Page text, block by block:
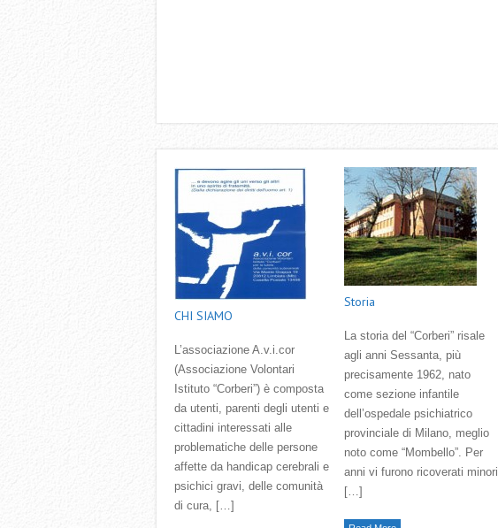
CHI SIAMO
L’associazione A.v.i.cor
(Associazione Volontari
Istituto “Corberi”) è composta
da utenti, parenti degli utenti e
cittadini interessati alle
problematiche delle persone
affette da handicap cerebrali e
psichici gravi, delle comunità
di cura, […]
Storia
La storia del “Corberi” risale
agli anni Sessanta, più
precisamente 1962, nato
come sezione infantile
dell’ospedale psichiatrico
provinciale di Milano, meglio
noto come “Mombello”. Per
anni vi furono ricoverati minori
[…]